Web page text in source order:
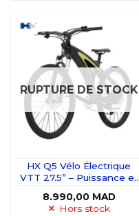
RUPTURE DE STOCK
HX Q5 Vélo Électrique
VTT 27.5” – Puissance et
8.990,00 MAD
Hors stock